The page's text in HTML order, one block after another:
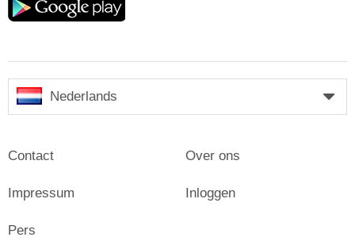
Nederlands
Contact
Impressum
Pers
Over ons
Inloggen